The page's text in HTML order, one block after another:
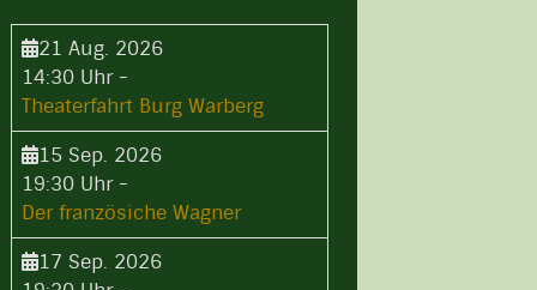
21 Aug. 2026
14:30 Uhr-
Theaterfahrt Burg Warberg
15 Sep. 2026
19:30 Uhr-
Der französiche Wagner
17 Sep. 2026